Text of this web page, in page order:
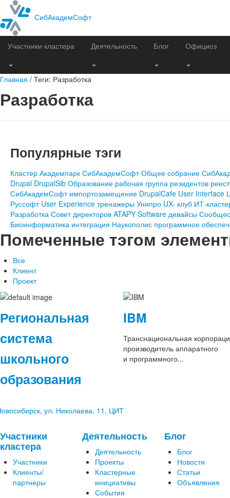
СибАкадемСофт
Участники кластера Деятельность Блог Официоз
Главная / Теги: Разработка
Разработка
Популярные тэги
Кластер Академпарк СибАкадемСофт Общее собрание
Drupal DrupalSib Образование рабочая группа резидентов
СибАкадемСофт импортозамещение DrupalCafe User Interface
Руссофт User Experience тренажеры Унипро UX- клуб ИТ-
Разработка Совет директоров ATAPY Software девайсы
Биоинформатика интеграция Наукополис программное
Помеченные тэгом
Все
Клиент
Проект
Региональная
система
школьного
образования
IBM
Транснациональная
производитель аппаратного
и программного...
ул. Николаева, 11, ЦИТ
Участники
кластера
Участники
Клиенты/
партнеры
Деятельность
Деятельность
Проекты
Кластерные
инициативы
События
Блог
Блог
Новости
Статьи
Объявления